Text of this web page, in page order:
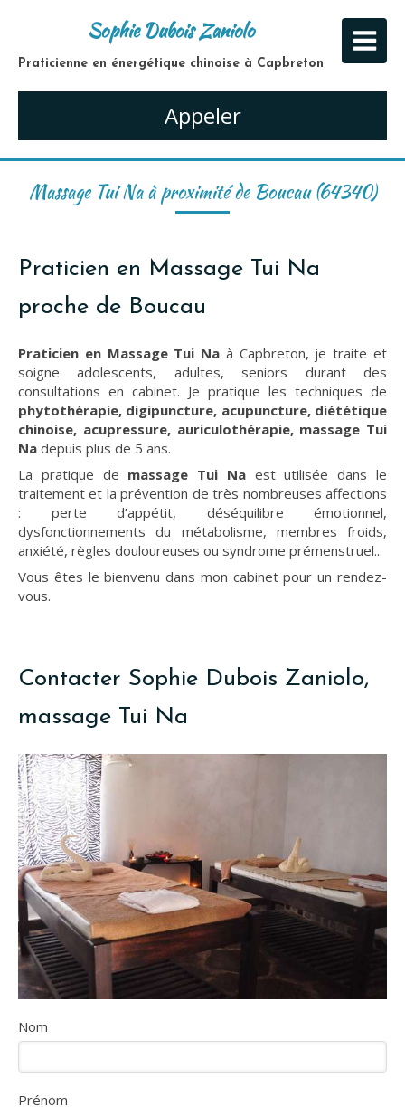
Sophie Dubois Zaniolo
Praticienne en énergétique chinoise à Capbreton
Appeler
Massage Tui Na à proximité de Boucau (64340)
Praticien en Massage Tui Na
proche de Boucau
Praticien en Massage Tui Na à Capbreton, je traite et
soigne adolescents, adultes, seniors durant des
consultations en cabinet. Je pratique les techniques de
phytothérapie, digipuncture, acupuncture, diététique
chinoise, acupressure, auriculothérapie, massage Tui
Na depuis plus de 5 ans.
La pratique de massage Tui Naest utilisée dans le
traitement et la prévention de très nombreuses affections
: perte d’appétit, déséquilibre émotionnel,
dysfonctionnements du métabolisme, membres froids,
anxiété, règles douloureuses ou syndrome prémenstruel...
Vous êtes le bienvenu dans mon cabinet pour un rendez-
vous.
Contacter Sophie Dubois Zaniolo,
massage Tui Na
Nom
Prénom